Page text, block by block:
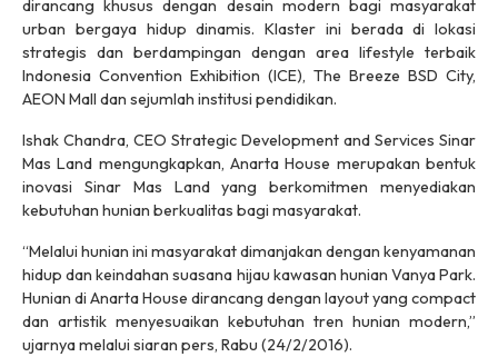
dirancang khusus dengan desain modern bagi masyarakat
urban bergaya hidup dinamis. Klaster ini berada di lokasi
strategis dan berdampingan dengan area lifestyle terbaik
Indonesia Convention Exhibition (ICE), The Breeze BSD City,
AEON Mall dan sejumlah institusi pendidikan.
Ishak Chandra, CEO Strategic Development and Services Sinar
Mas Land mengungkapkan, Anarta House merupakan bentuk
inovasi Sinar Mas Land yang berkomitmen menyediakan
kebutuhan hunian berkualitas bagi masyarakat.
“Melalui hunian ini masyarakat dimanjakan dengan kenyamanan
hidup dan keindahan suasana hijau kawasan hunian Vanya Park.
Hunian di Anarta House dirancang dengan layout yang compact
dan artistik menyesuaikan kebutuhan tren hunian modern,”
ujarnya melalui siaran pers, Rabu (24/2/2016).